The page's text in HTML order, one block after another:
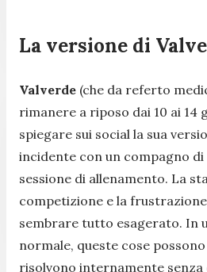
La versione di
Valverde (che da referto
rimanere a riposo dai 10 ai 14
spiegare sui social la sua
incidente con un compagno
sessione di allenamento. La
competizione e la
sembrare tutto esagerato. In
normale, queste cose
risolvono internamente